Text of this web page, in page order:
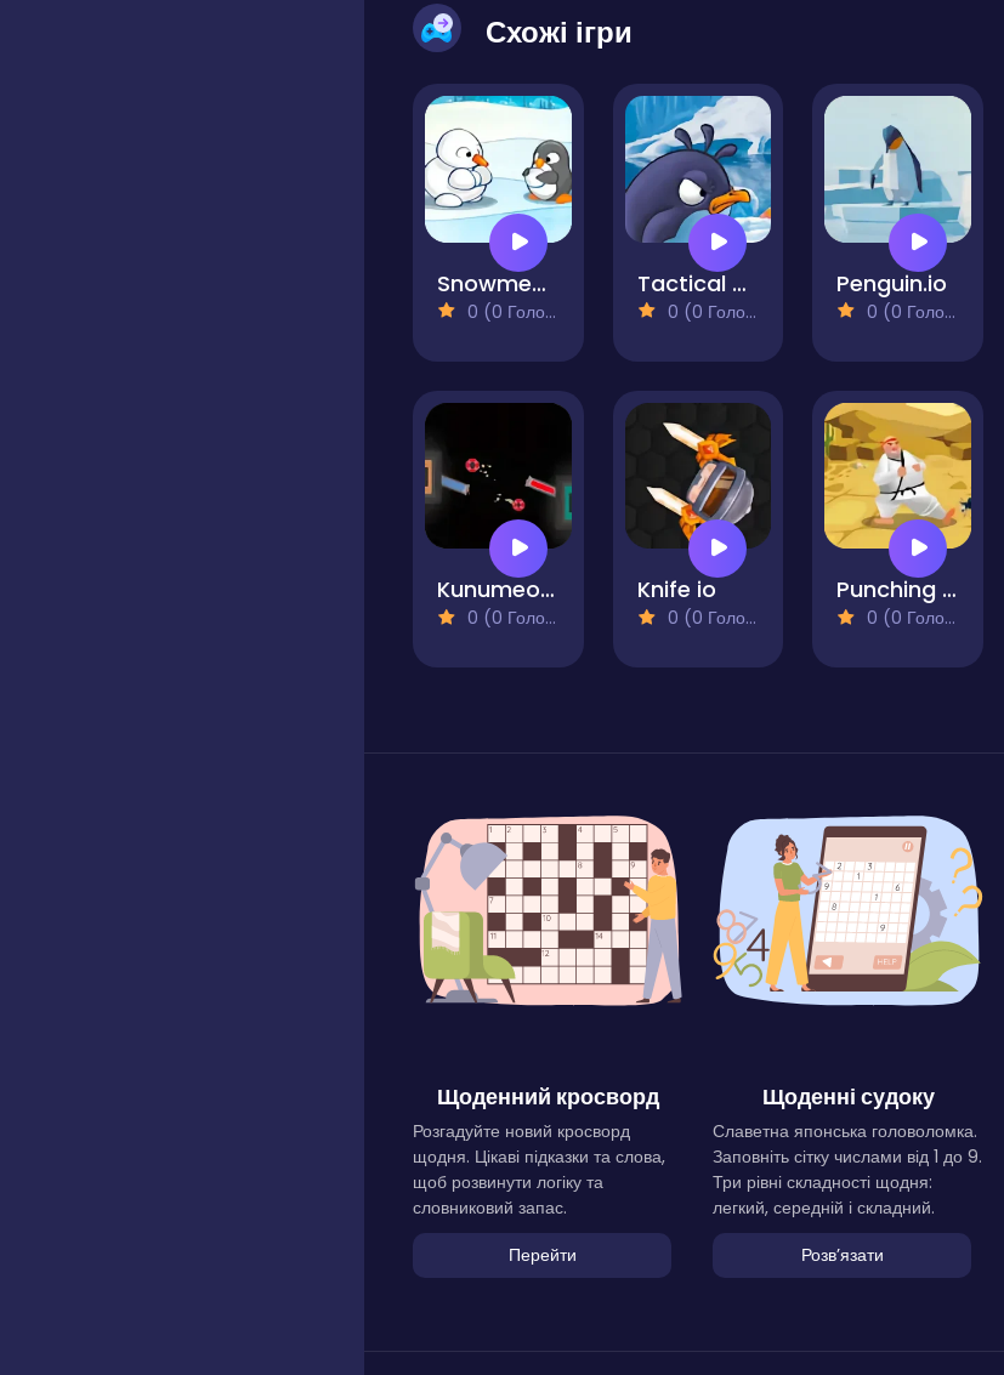
Схожі ігри
Snowmen VS Penguin
0 (0 Голосів)
Tactical Penguin
0 (0 Голосів)
Penguin.io
0 (0 Голосів)
Kunumeo Battle Online
0 (0 Голосів)
Knife io
0 (0 Голосів)
Punching Bug
0 (0 Голосів)
Щоденний кросворд
Розгадуйте новий кросворд
щодня. Цікаві підказки та слова,
щоб розвинути логіку та
словниковий запас.
Перейти
Щоденні судоку
Славетна японська головоломка.
Заповніть сітку числами від 1 до 9.
Три рівні складності щодня:
легкий, середній і складний.
Розвʼязати